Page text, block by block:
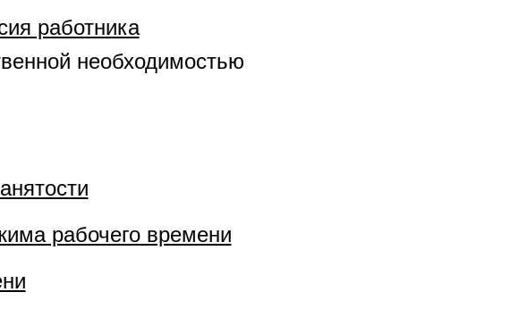
работника
необходимостью
рабочего времени